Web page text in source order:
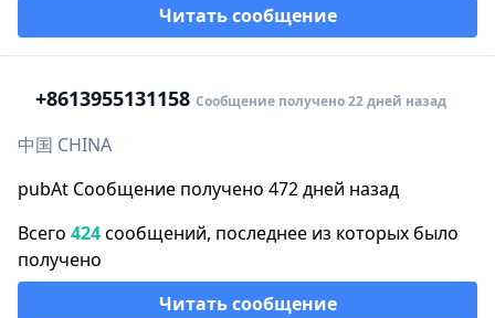
Читать сообщение
+8613955131158 Сообщение получено 22 дней назад
中国 CHINA
pubAt Сообщение получено 472 дней назад
Всего 424сообщений, последнее из которых было
получено
Читать сообщение